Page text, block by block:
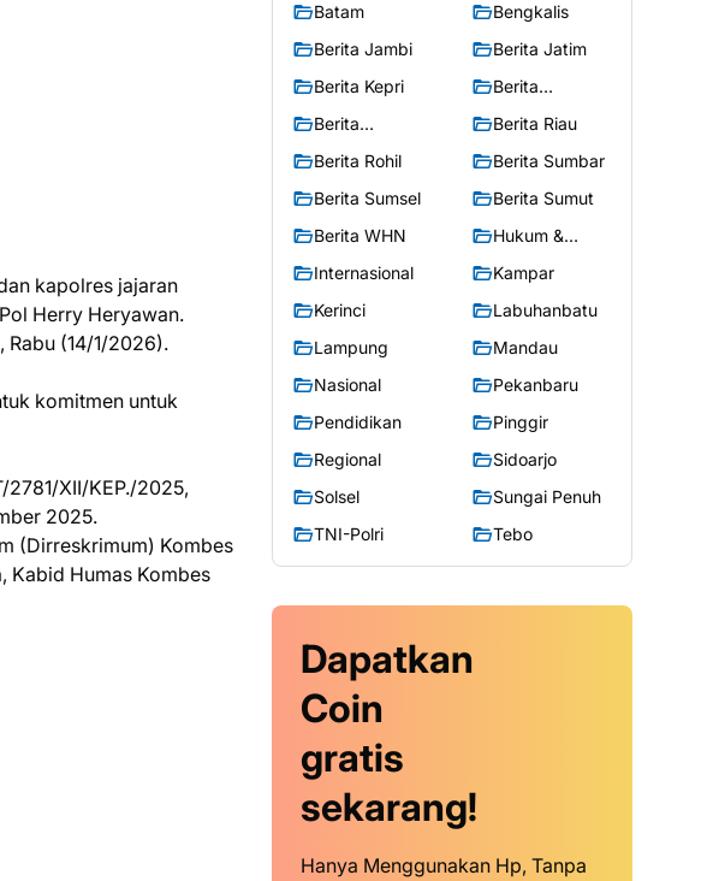
kapolres jajaran
Herry Heryawan.
Rabu (14/1/2026).
komitmen untuk
XII/KEP./2025,
2025.
(Dirreskrimum) Kombes
Kabid Humas Kombes
Batam
Bengkalis
Berita Jambi
Berita Jatim
Berita Kepri
Berita
Berita
Berita Riau
Berita Rohil
Berita Sumbar
Berita Sumsel
Berita Sumut
Berita WHN
Hukum &
Internasional
Kampar
Kerinci
Labuhanbatu
Lampung
Mandau
Nasional
Pekanbaru
Pendidikan
Pinggir
Regional
Sidoarjo
Solsel
Sungai Penuh
TNI-Polri
Tebo
Dapatkan
Coin
gratis
sekarang!
Hanya Menggunakan Hp, Tanpa